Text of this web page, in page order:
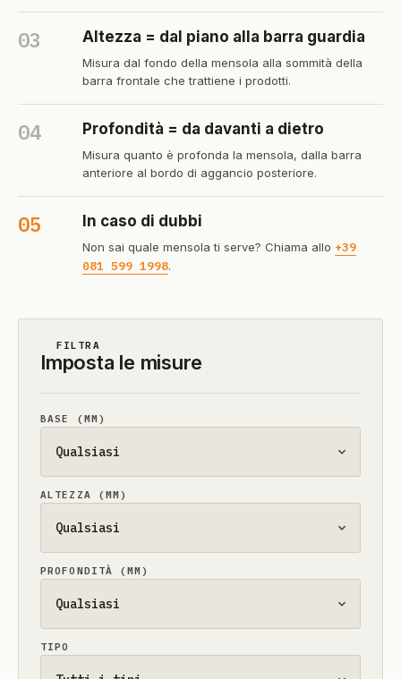
03 Altezza = dal piano alla barra guardia
Misura dal fondo della mensola alla sommità della
barra frontale che trattiene i prodotti.
04 Profondità = da davanti a dietro
Misura quanto è profonda la mensola, dalla barra
anteriore al bordo di aggancio posteriore.
05 In caso di dubbi
Non sai quale mensola ti serve? Chiama allo +39
081 599 1998.
FILTRA
Imposta le misure
BASE (MM)
ALTEZZA (MM)
PROFONDITÀ (MM)
TIPO